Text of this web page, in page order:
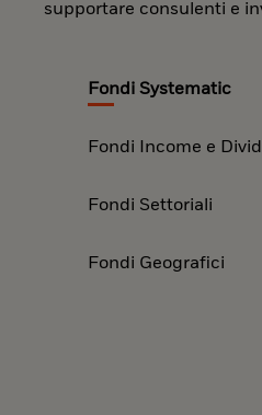
supportare consulenti e
Fondi Systematic
Fondi Income e
Fondi Settoriali
Fondi Geografici